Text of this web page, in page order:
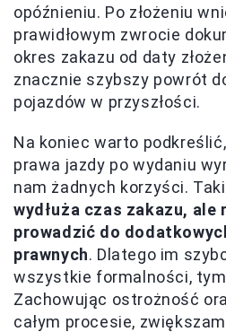
opóźnieniu. Po złożeniu
prawidłowym zwrocie
okres zakazu od daty
znacznie szybszy powrót
pojazdów w przyszłości.
Na koniec warto
prawa jazdy po wydaniu
nam żadnych korzyści.
wydłuża czas zakazu, ale
prowadzić do
prawnych. Dlatego im
wszystkie formalności,
Zachowując ostrożność
całym procesie,